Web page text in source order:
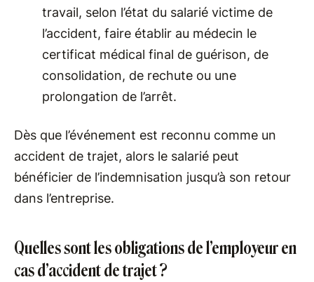
travail, selon l’état du salarié victime de
l’accident, faire établir au médecin le
certificat médical final de guérison, de
consolidation, de rechute ou une
prolongation de l’arrêt.
Dès que l’événement est reconnu comme un
accident de trajet, alors le salarié peut
bénéficier de l’indemnisation jusqu’à son retour
dans l’entreprise.
Quelles sont les obligations de l’employeur en
cas d’accident de trajet ?